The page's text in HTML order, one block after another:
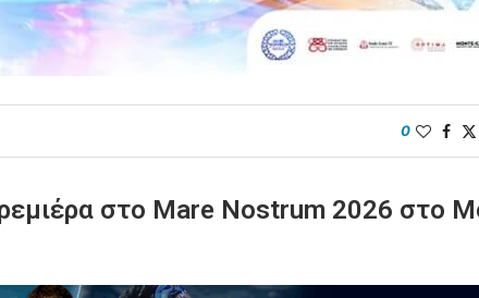
0
στο Mare Nostrum 2026 στο